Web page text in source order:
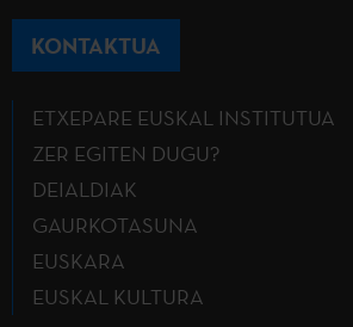
KONTAKTUA
ETXEPARE EUSKAL INSTITUTUA
ZER EGITEN DUGU?
DEIALDIAK
GAURKOTASUNA
EUSKARA
EUSKAL KULTURA